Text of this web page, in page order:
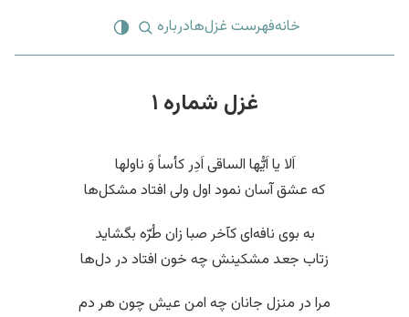
خانهفهرست غزل‌هادرباره
غزل شماره ۱
اَلا یا اَیُّها الساقی اَدِر کأساً وَ ناولها
که عشق آسان نمود اول ولی افتاد مشکل‌ها
به بوی نافه‌ای کآخر صبا زان طُرّه بگشاید
زتاب جعد مشکینش چه خون افتاد در دل‌ها
مرا در منزل جانان چه امن عیش چون هر دم